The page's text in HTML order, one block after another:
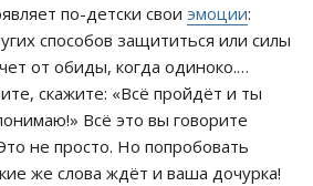
по-детски свои эмоции:
способов защититься или силы
от обиды, когда одиноко.…
скажите: «Всё пройдёт и ты
Всё это вы говорите
не просто. Но попробовать
же слова ждёт и ваша дочурка!